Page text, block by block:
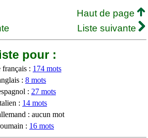
Haut de page
Liste suivante
pour :
: 174 mots
: 8 mots
: 27 mots
: 14 mots
: aucun mot
: 16 mots